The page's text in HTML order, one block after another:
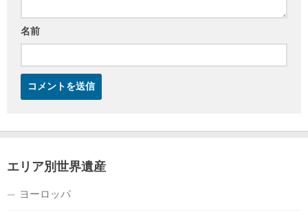
名前
エリア別世界遺産
ヨーロッパ